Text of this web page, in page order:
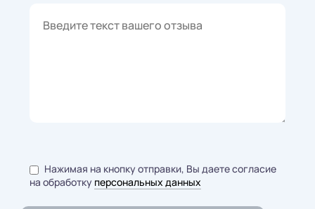
Нажимая на кнопку отправки, Вы даете согласие
на обработку персональных данных